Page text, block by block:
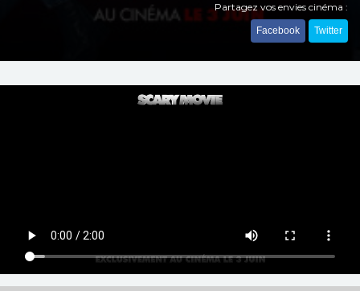
Partagez vos envies cinéma :
Facebook Twitter